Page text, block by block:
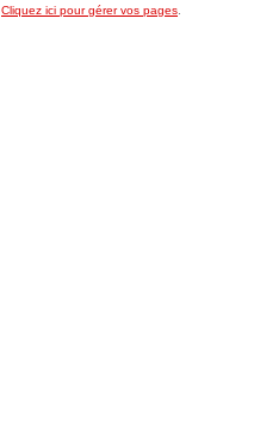
Cliquez ici pour gérer vos pages